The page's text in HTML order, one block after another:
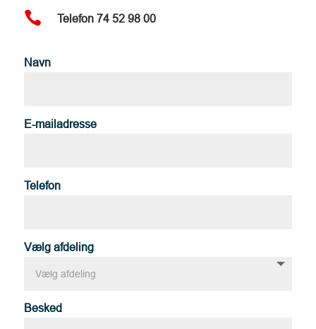
 Telefon 74 52 98 00
Navn
E-mailadresse
Telefon
Vælg afdeling
Besked